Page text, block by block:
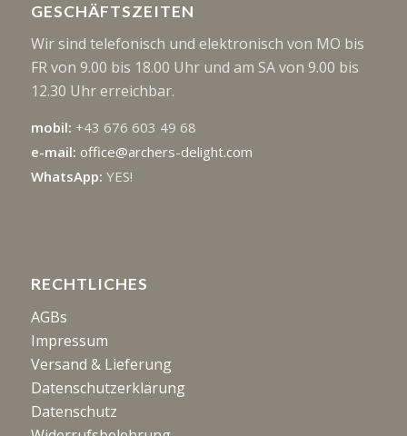
GESCHÄFTSZEITEN
Wir sind telefonisch und elektronisch von MO bis
FR von 9.00 bis 18.00 Uhr und am SA von 9.00 bis
12.30 Uhr erreichbar.
mobil: +43 676 603 49 68
e-mail: office@archers-delight.com
WhatsApp: YES!
RECHTLICHES
AGBs
Impressum
Versand & Lieferung
Datenschutzerklärung
Datenschutz